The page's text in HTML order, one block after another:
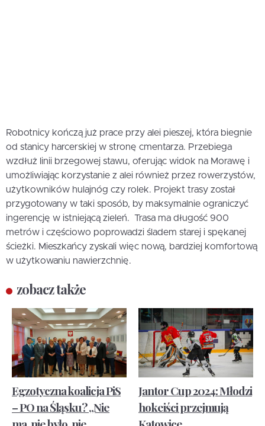
Robotnicy kończą już prace przy alei pieszej, która biegnie
od stanicy harcerskiej w stronę cmentarza. Przebiega
wzdłuż linii brzegowej stawu, oferując widok na Morawę i
umożliwiając korzystanie z alei również przez rowerzystów,
użytkowników hulajnóg czy rolek. Projekt trasy został
przygotowany w taki sposób, by maksymalnie ograniczyć
ingerencję w istniejącą zieleń. Trasa ma długość 900
metrów i częściowo poprowadzi śladem starej i spękanej
ścieżki. Mieszkańcy zyskali więc nową, bardziej komfortową
w użytkowaniu nawierzchnię.
zobacz także
Egzotyczna koalicja PiS
– PO na Śląsku? „Nie
Jantor Cup 2024: Młodzi
hokeiści przejmują